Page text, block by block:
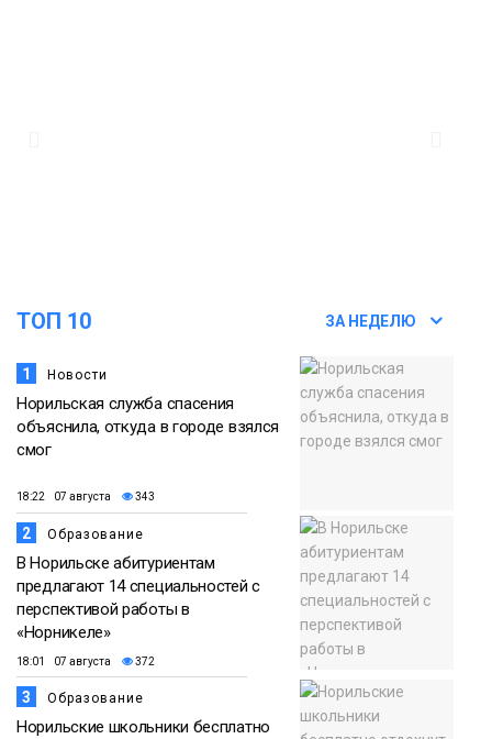
ТОП 10 ЗА НЕДЕЛЮ
1 Новости
Норильская служба спасения
объяснила, откуда в городе взялся
смог
18:22 07 августа 343
2 Образование
В Норильске абитуриентам
предлагают 14 специальностей с
перспективой работы в
«Норникеле»
18:01 07 августа 372
3 Образование
Норильские школьники бесплатно